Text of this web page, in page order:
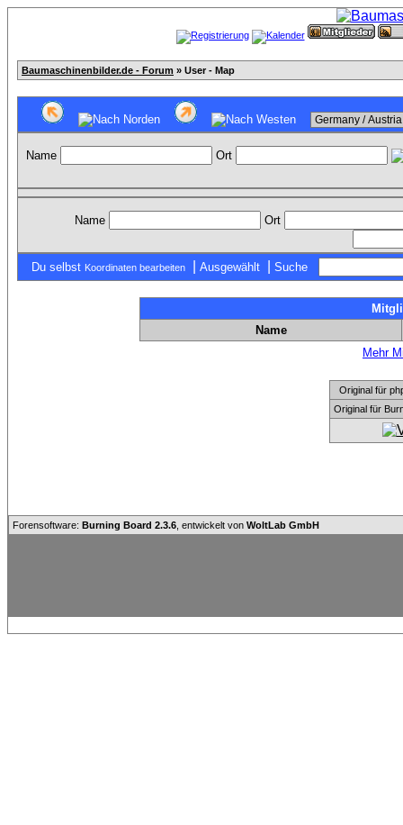
Baumaschinenbilder.de - Forum » User - Map
Name Ort
Name Ort
Du selbst Koordinaten bearbeiten Ausgewählt Suche
Name
Mehr
Original für
Original für
Forensoftware: Burning Board 2.3.6 , entwickelt von WoltLab GmbH